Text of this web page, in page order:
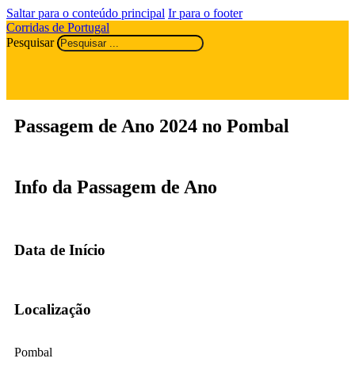
Saltar para o conteúdo principal Ir para o footer
Corridas de Portugal
Pesquisar
Passagem de Ano 2024 no Pombal
Info da Passagem de Ano
Data de Início
Localização
Pombal